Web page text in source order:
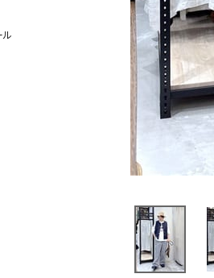
バッグ
帽子
その他雑貨
ル